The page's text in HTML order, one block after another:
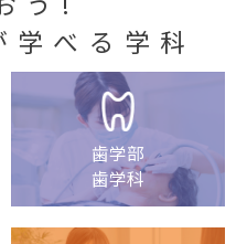
学べる学科
歯学部
歯学科